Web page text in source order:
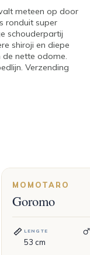
meteen op door
ronduit super
schouderpartij
shiroji en diepe
nette odome.
Verzending
MOMOTARO
Goromo
LENGTE
53 cm